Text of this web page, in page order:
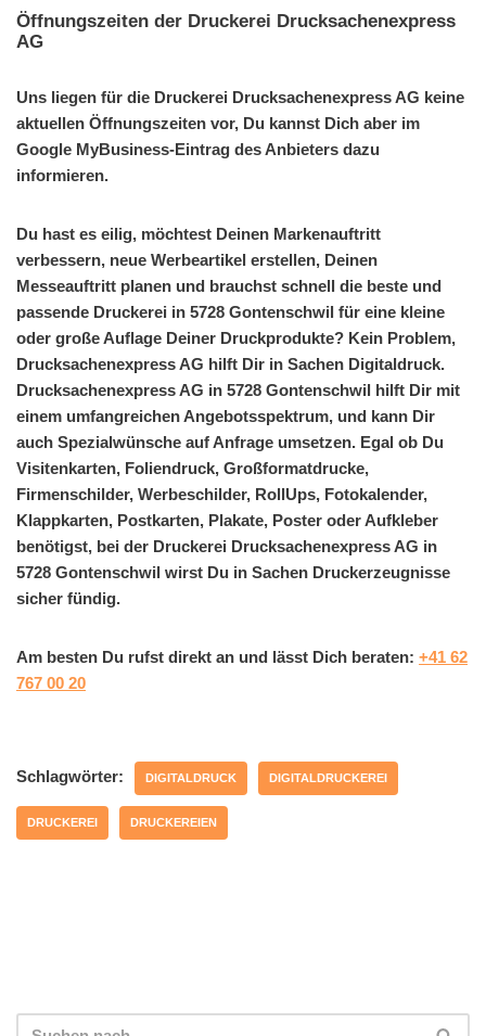
Öffnungszeiten der Druckerei Drucksachenexpress
AG
Uns liegen für die Druckerei Drucksachenexpress AG keine
aktuellen Öffnungszeiten vor, Du kannst Dich aber im
Google MyBusiness-Eintrag des Anbieters dazu
informieren.
Du hast es eilig, möchtest Deinen Markenauftritt
verbessern, neue Werbeartikel erstellen, Deinen
Messeauftritt planen und brauchst schnell die beste und
passende Druckerei in 5728 Gontenschwil für eine kleine
oder große Auflage Deiner Druckprodukte? Kein Problem,
Drucksachenexpress AG hilft Dir in Sachen Digitaldruck.
Drucksachenexpress AG in 5728 Gontenschwil hilft Dir mit
einem umfangreichen Angebotsspektrum, und kann Dir
auch Spezialwünsche auf Anfrage umsetzen. Egal ob Du
Visitenkarten, Foliendruck, Großformatdrucke,
Firmenschilder, Werbeschilder, RollUps, Fotokalender,
Klappkarten, Postkarten, Plakate, Poster oder Aufkleber
benötigst, bei der Druckerei Drucksachenexpress AG in
5728 Gontenschwil wirst Du in Sachen Druckerzeugnisse
sicher fündig.
Am besten Du rufst direkt an und lässt Dich beraten: +41 62
767 00 20
Schlagwörter: DIGITALDRUCK DIGITALDRUCKEREI
DRUCKEREI DRUCKEREIEN